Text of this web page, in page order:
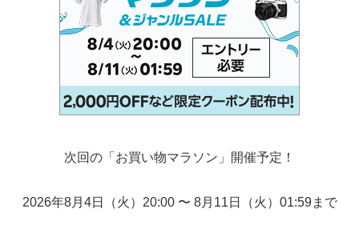
次回の「お買い物マラソン」開催予定！
2026年8月4日（火）20:00 〜 8月11日（火）01:59まで